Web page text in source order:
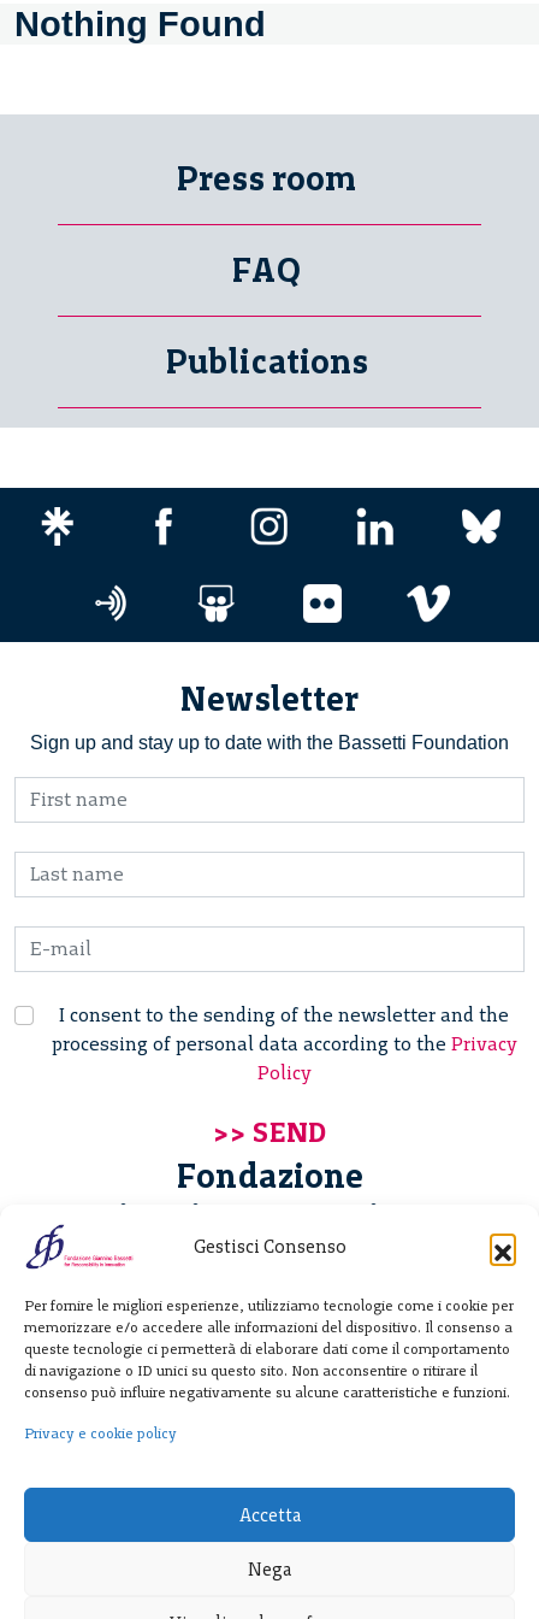
Gestisci Consenso
Per fornire le migliori esperienze, utilizziamo tecnologie come i cookie per
memorizzare e/o accedere alle informazioni del dispositivo. Il consenso a
queste tecnologie ci permetterà di elaborare dati come il comportamento
di navigazione o ID unici su questo sito. Non acconsentire o ritirare il
consenso può influire negativamente su alcune caratteristiche e funzioni.
Privacy e cookie policy
Accetta
Nega
Nothing Found
Press room
FAQ
Publications
Newsletter
Sign up and stay up to date with the Bassetti Foundation
I consent to the sending of the newsletter and the
processing of personal data according to the Privacy
Policy
Fondazione
Giannino Bassetti ETS
20122 Milano - Italia
T. +39 02 781933
F. + 39 02 76392030
info@fondazionebassetti.org
p.i. 12520270153